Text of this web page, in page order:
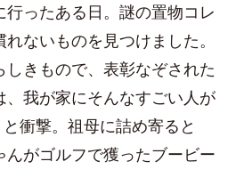
ったある日。謎の置物コレ
ないものを見つけました。
きもので、表彰なぞされた
、我が家にそんなすごい人が
衝撃。祖母に詰め寄ると
んがゴルフで獲ったブービー